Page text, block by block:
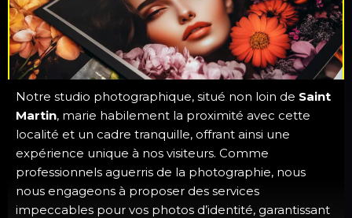
Notre studio photographique, situé non loin de Saint
Martin, marie habilement la proximité avec cette
localité et un cadre tranquille, offrant ainsi une
expérience unique à nos visiteurs. Comme
professionnels aguerris de la photographie, nous
nous engageons à proposer des services
impeccables pour vos photos d’identité, garantissant